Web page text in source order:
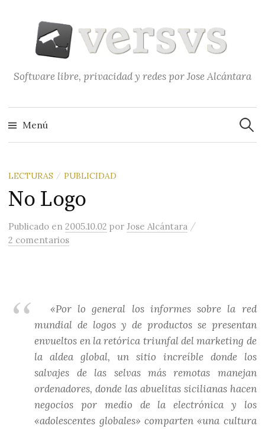
contenido
Software libre, privacidad y redes por Jose Alcántara
Menú
LECTURAS / PUBLICIDAD
No Logo
Publicado en2005.10.02 porJose Alcántara /
2 comentarios
«Por lo general los informes sobre la red
mundial de logos y de productos se presentan
envueltos en la retórica triunfal del marketing de
la aldea global, un sitio increíble donde los
salvajes de las selvas más remotas manejan
ordenadores, donde las abuelitas sicilianas hacen
negocios por medio de la electrónica y los
«adolescentes globales» comparten «una cultura